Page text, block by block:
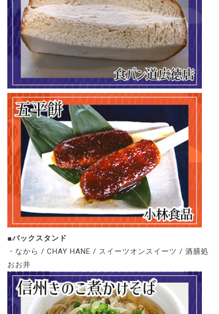
■バックスタンド
・なから / CHAY HANE / スイーツオンスイーツ / 酒膳処
おお井